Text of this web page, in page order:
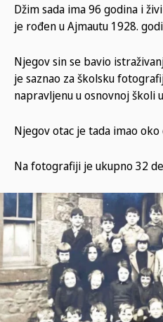
Džim sada ima 96 godina i
je rođen u Ajmautu 1928.
Njegov sin se bavio
je saznao za školsku
napravljenu u osnovnoj školi
Njegov otac je tada imao oko
Na fotografiji je ukupno 32